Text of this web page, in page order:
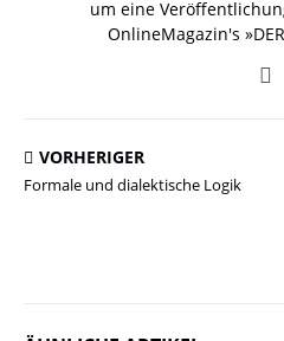
um eine
OnlineMagazin's
VORHERIGER
Formale und dialektische Logik